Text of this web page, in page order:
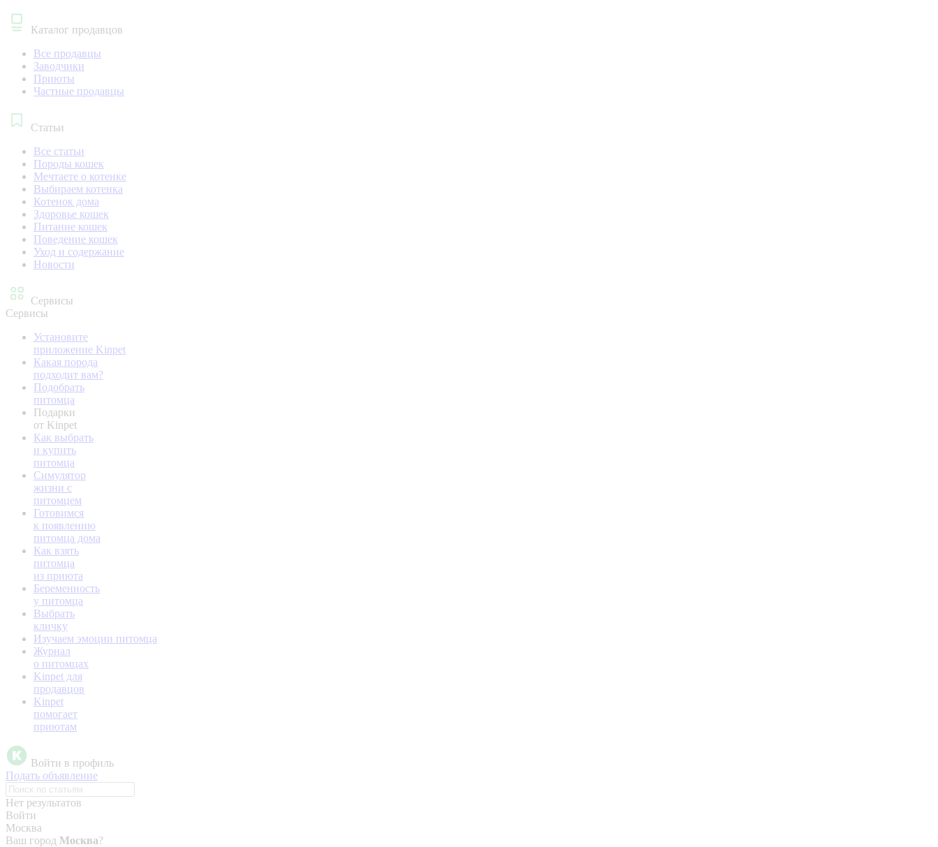
Каталог продавцов
Все продавцы
Заводчики
Приюты
Частные продавцы
Статьи
Все статьи
Породы кошек
Мечтаете о котенке
Выбираем котенка
Котенок дома
Здоровье кошек
Питание кошек
Поведение кошек
Уход и содержание
Новости
Сервисы
Сервисы
Установите
приложение Kinpet
Какая порода
подходит вам?
Подобрать
питомца
Подарки
от Kinpet
Как выбрать
и купить
питомца
Симулятор
жизни с
питомцем
Готовимся
к появлению
питомца дома
Как взять
питомца
из приюта
Беременность
у питомца
Выбрать
кличку
Изучаем эмоции питомца
Журнал
о питомцах
Kinpet для
продавцов
Kinpet
помогает
приютам
Войти в профиль
Подать объявление
Нет результатов
Войти
Москва
Ваш город Москва?